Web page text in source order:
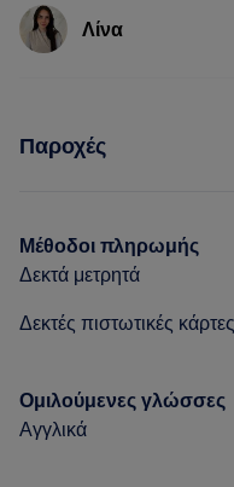
Υπηρεσίες
Λίνα
Νύχια
Παροχές
Μέθοδοι πληρωμής
Δεκτά μετρητά
Δεκτές πιστωτικές κάρτες
Ομιλούμενες γλώσσες
Αγγλικά